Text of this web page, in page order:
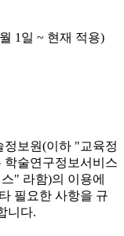
1일 ~ 현재 적용)
정보원(이하 "교육정
학술연구정보서비스
" 라함)의 이용에
필요한 사항을 규
니다.